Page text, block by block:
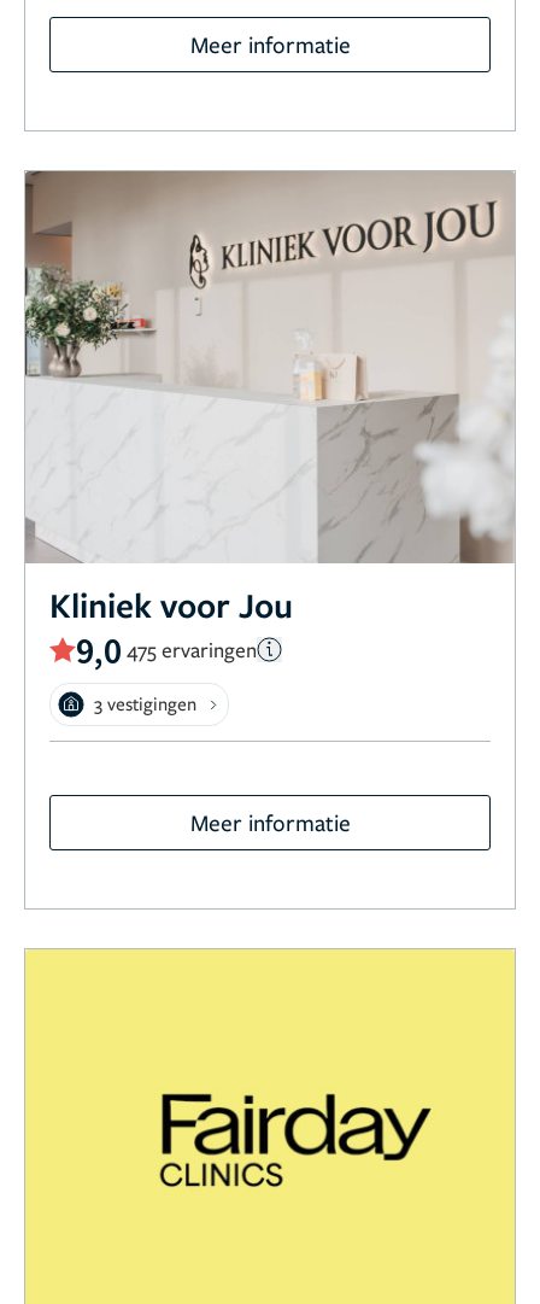
Meer informatie
Kliniek voor Jou
9,0 475 ervaringen
3 vestigingen
Meer informatie